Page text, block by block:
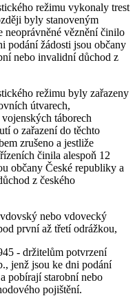
režimu vykonaly trest
byly stanoveným
neoprávněné věznění činilo
podání žádosti jsou občany
nebo invalidní důchod z
režimu byly zařazeny
útvarech,
táborech
o zařazení do těchto
zrušeno a jestliže
činila alespoň 12
občany České republiky a
z českého
nebo vdovecký
první až třetí odrážkou,
- držitelům potvrzení
jenž jsou ke dni podání
pobírají starobní nebo
pojištění.